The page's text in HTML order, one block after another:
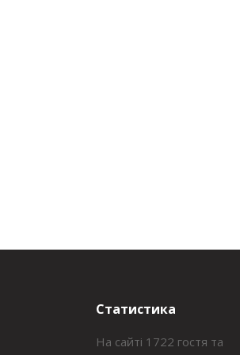
Статистика
На сайті 1722 гостя та